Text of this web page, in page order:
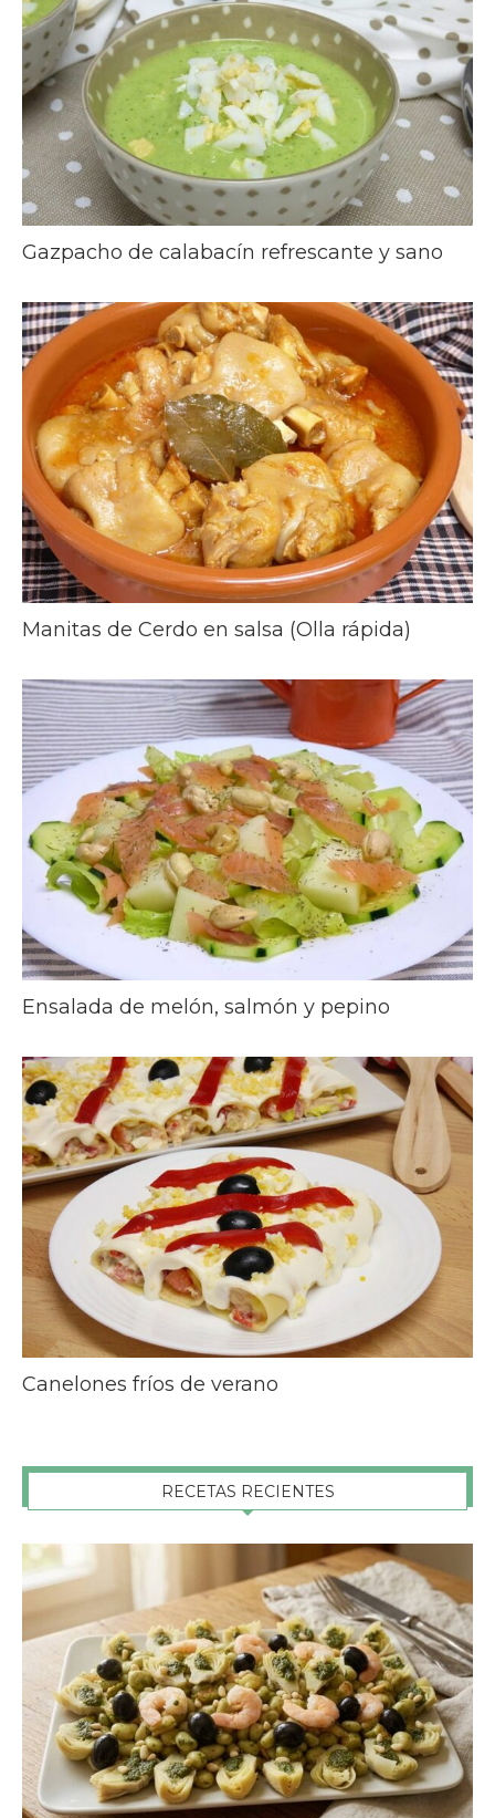
Gazpacho de calabacín refrescante y sano
Manitas de Cerdo en salsa (Olla rápida)
Ensalada de melón, salmón y pepino
Canelones fríos de verano
RECETAS RECIENTES